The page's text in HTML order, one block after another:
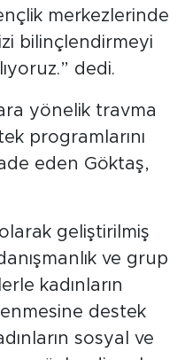
merkezlerinde
bilinçlendirmeyi
dedi.
yönelik travma
programlarını
eden Göktaş,
geliştirilmiş
ve grup
kadınların
destek
sosyal ve